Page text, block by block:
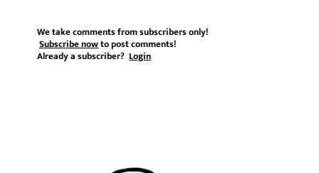
We take comments from subscribers only!
Subscribe nowto post comments!
Already a subscriber?Login